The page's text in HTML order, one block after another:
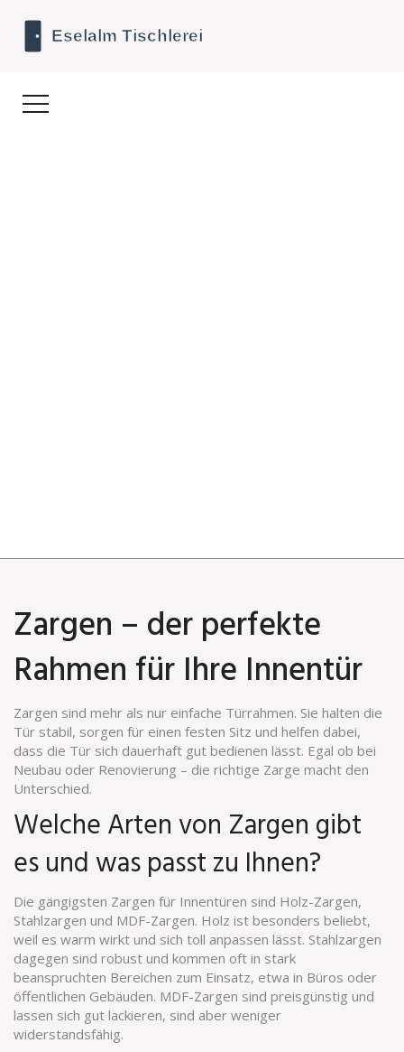
Zargen – der perfekte
Rahmen für Ihre Innentür
Zargen sind mehr als nur einfache Türrahmen. Sie halten die
Tür stabil, sorgen für einen festen Sitz und helfen dabei,
dass die Tür sich dauerhaft gut bedienen lässt. Egal ob bei
Neubau oder Renovierung – die richtige Zarge macht den
Unterschied.
Welche Arten von Zargen gibt
es und was passt zu Ihnen?
Die gängigsten Zargen für Innentüren sind Holz-Zargen,
Stahlzargen und MDF-Zargen. Holz ist besonders beliebt,
weil es warm wirkt und sich toll anpassen lässt. Stahlzargen
dagegen sind robust und kommen oft in stark
beanspruchten Bereichen zum Einsatz, etwa in Büros oder
öffentlichen Gebäuden. MDF-Zargen sind preisgünstig und
lassen sich gut lackieren, sind aber weniger
widerstandsfähig.